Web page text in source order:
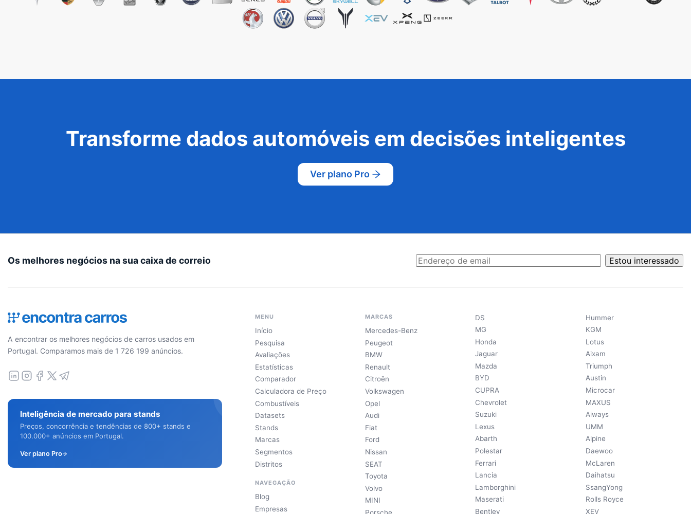
Transforme dados automóveis em decisões inteligentes
Ver plano Pro
Os melhores negócios na sua caixa de correio Estou interessado
A encontrar os melhores negócios de carros usados em
Portugal. Comparamos mais de 1 726 199 anúncios.
Inteligência de mercado para stands
Preços, concorrência e tendências de 800+ stands e
100.000+ anúncios em Portugal.
Ver plano Pro
MENU
Início
Pesquisa
Avaliações
Estatísticas
Comparador
Calculadora de Preço
Combustíveis
Datasets
Stands
Marcas
Segmentos
Distritos
NAVEGAÇÃO
Blog
Empresas
MARCAS
Mercedes-Benz
Peugeot
BMW
Renault
Citroën
Volkswagen
Opel
Audi
Fiat
Ford
Nissan
SEAT
Toyota
Volvo
MINI
DS
MG
Honda
Jaguar
Mazda
BYD
CUPRA
Chevrolet
Suzuki
Lexus
Abarth
Polestar
Ferrari
Lancia
Lamborghini
Maserati
Bentley
Hummer
KGM
Lotus
Aixam
Triumph
Austin
Microcar
MAXUS
Aiways
UMM
Alpine
Daewoo
McLaren
Daihatsu
SsangYong
Rolls Royce
XEV